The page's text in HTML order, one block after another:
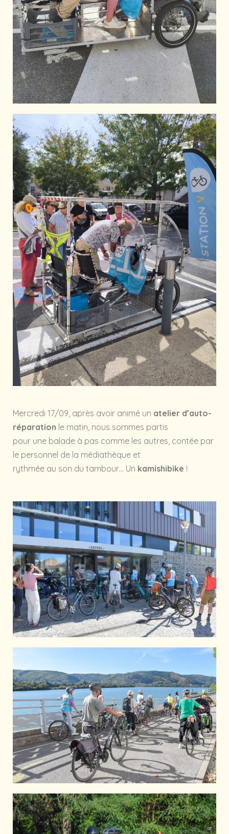
Mercredi 17/09, après avoir animé un atelier d’auto-
réparation le matin, nous sommes partis
pour une balade à pas comme les autres, contée par
le personnel de la médiathèque et
rythmée au son du tambour… Un kamishibike !